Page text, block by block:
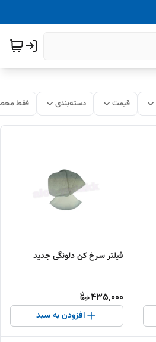
قیمت دسته‌بندی فقط
فیلتر سرخ کن دلونگی جدید
435,000
افزودن به سبد